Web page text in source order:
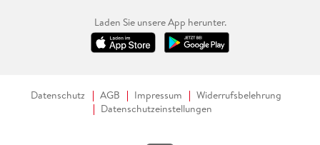
Laden Sie unsere App herunter.
Datenschutz AGB Impressum
Widerrufsbelehrung
Datenschutzeinstellungen